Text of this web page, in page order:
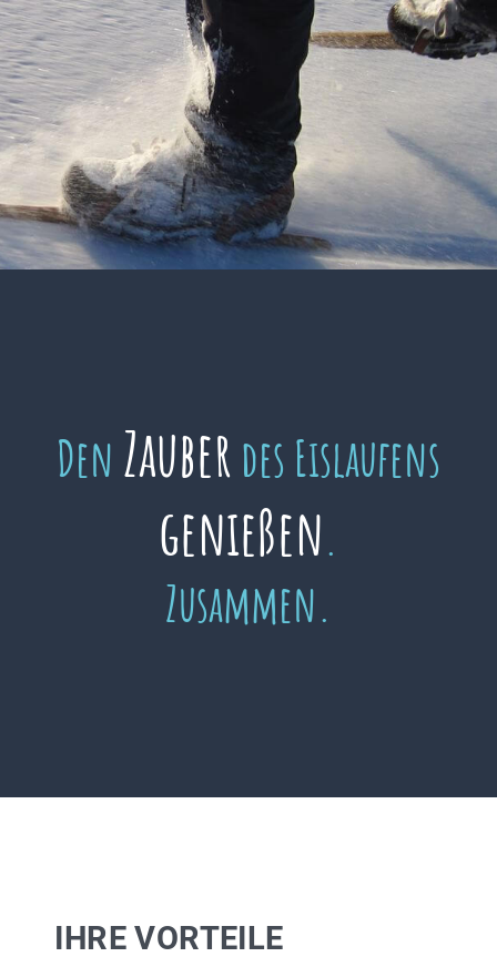
Den Zauber des Eislaufens
genießen.
Zusammen.
IHRE VORTEILE